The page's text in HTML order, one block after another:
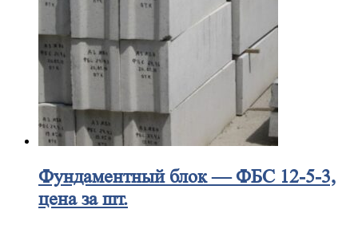
Фундаментныйблок — ФБС 12-5-3,
цена за шт.